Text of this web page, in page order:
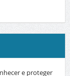
e proteger